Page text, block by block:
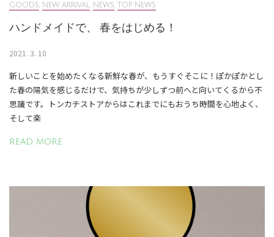
GOODS NEW ARRIVAL NEWS TOP NEWS
ハンドメイドで、 春をはじめる！
2021. 3. 10
新しいことを始めたくなる新鮮な春が、もうすぐそこに！ぽかぽかとし
た春の陽気を感じるだけで、気持ちが少しずつ前へと向いてくるから不
思議です。トンカチストアからはこれまでにもおうち時間を心地よく、
そして楽
READ MORE